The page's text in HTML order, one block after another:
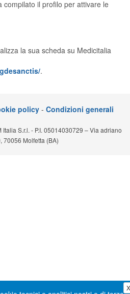
in cloud
compilato il profilo per attivare le
la sua scheda su Medicitalia
.
X
policy- Condizioni generali
S.r.l. - P.I. 05014030729 – Via adriano
70056 Molfetta (BA)